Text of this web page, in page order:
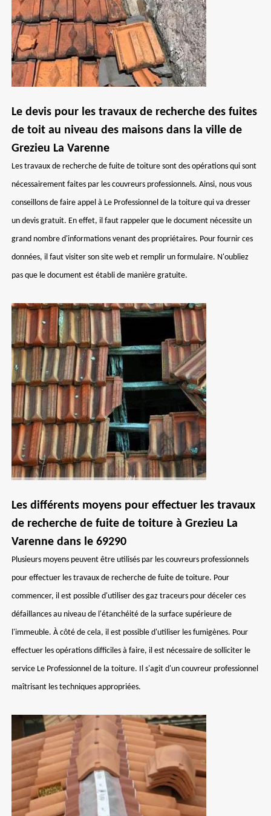
Le devis pour les travaux de recherche des fuites
de toit au niveau des maisons dans la ville de
Grezieu La Varenne
Les travaux de recherche de fuite de toiture sont des opérations qui sont
nécessairement faites par les couvreurs professionnels. Ainsi, nous vous
conseillons de faire appel à Le Professionnel de la toiture qui va dresser
un devis gratuit. En effet, il faut rappeler que le document nécessite un
grand nombre d'informations venant des propriétaires. Pour fournir ces
données, il faut visiter son site web et remplir un formulaire. N'oubliez
pas que le document est établi de manière gratuite.
Les différents moyens pour effectuer les travaux
de recherche de fuite de toiture à Grezieu La
Varenne dans le 69290
Plusieurs moyens peuvent être utilisés par les couvreurs professionnels
pour effectuer les travaux de recherche de fuite de toiture. Pour
commencer, il est possible d'utiliser des gaz traceurs pour déceler ces
défaillances au niveau de l'étanchéité de la surface supérieure de
l'immeuble. À côté de cela, il est possible d'utiliser les fumigènes. Pour
effectuer les opérations difficiles à faire, il est nécessaire de solliciter le
service Le Professionnel de la toiture. Il s'agit d'un couvreur professionnel
maîtrisant les techniques appropriées.